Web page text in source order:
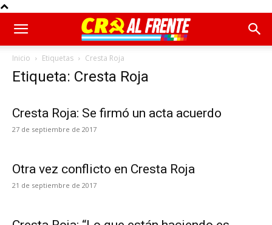
Inicio Etiquetas Cresta Roja
Etiqueta: Cresta Roja
Cresta Roja: Se firmó un acta acuerdo
27 de septiembre de 2017
Otra vez conflicto en Cresta Roja
21 de septiembre de 2017